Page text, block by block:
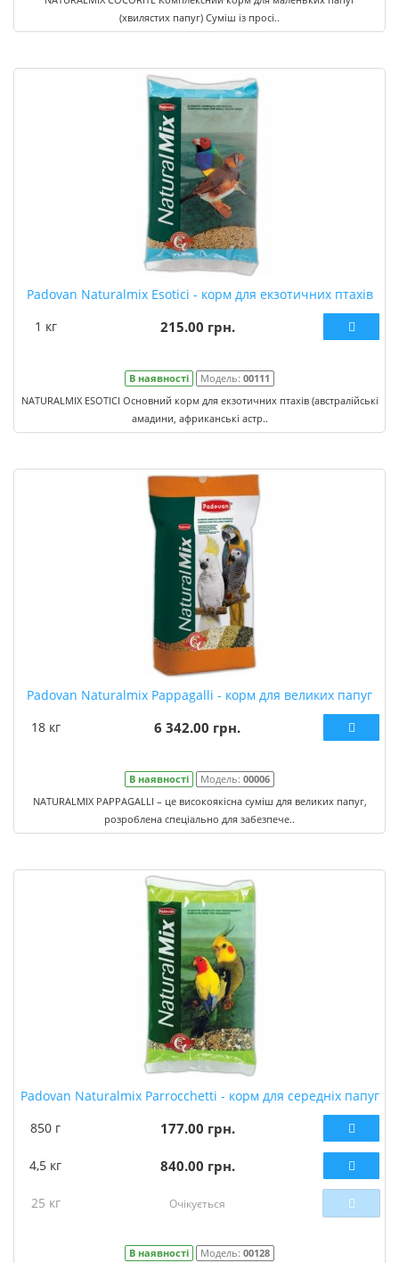
(хвилястих папуг) Суміш із просі..
Padovan Naturalmix Esotici - корм для екзотичних птахів
1 кг
215.00 грн.
В наявності Модель: 00111
NATURALMIX ESOTICI Основний корм для екзотичних птахів (австралійські
амадини, африканські астр..
Padovan Naturalmix Pappagalli - корм для великих папуг
18 кг
6 342.00 грн.
В наявності Модель: 00006
NATURALMIX PAPPAGALLI – це високоякісна суміш для великих папуг,
розроблена спеціально для забезпече..
Padovan Naturalmix Parrocchetti - корм для середніх папуг
850 г
177.00 грн.
4,5 кг 840.00 грн.
25 кг Очікується
В наявності Модель: 00128